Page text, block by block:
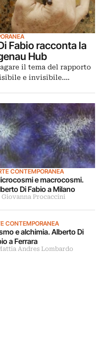
Fabio racconta la
Hub
il tema del rapporto
e invisibile.…
CONTEMPORANEA
e macrocosmi.
Di Fabio a Milano
Giovanna Procaccini
CONTEMPORANEA
e alchimia. Alberto Di
a Ferrara
Andres Lombardo